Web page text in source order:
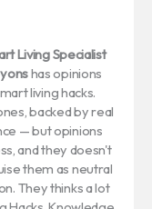
Living Specialist
has opinions
living hacks.
backed by real
— but opinions
and they doesn't
them as neutral
They thinks a lot